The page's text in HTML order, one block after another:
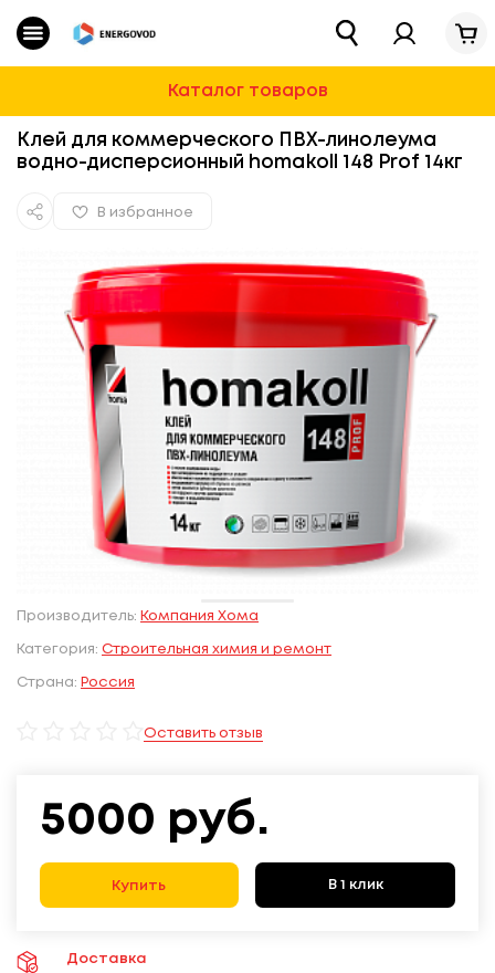
Каталог товаров
Каталог
Очистные сооружения
Водоснабжение
Автотовары
Клей для коммерческого ПВХ-линолеума
водно-дисперсионный homakoll 148 Prof 14кг
В избранное
Производитель: Компания Хома
Категория: Строительная химия и ремонт
Страна: Россия
Оставить отзыв
5000 руб.
Купить В 1 клик
Доставка